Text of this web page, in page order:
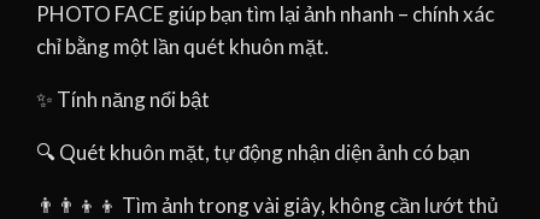
PHOTO FACE giúp bạn tìm lại ảnh nhanh – chính xác
chỉ bằng một lần quét khuôn mặt.
✨ Tính năng nổi bật
🔍 Quét khuôn mặt, tự động nhận diện ảnh có bạn
👨‍👨‍👦‍👦 Tìm ảnh trong vài giây, không cần lướt thủ